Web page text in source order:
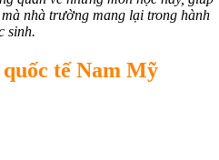
nhà trường mang lại trong hành
sinh.
tế Nam Mỹ